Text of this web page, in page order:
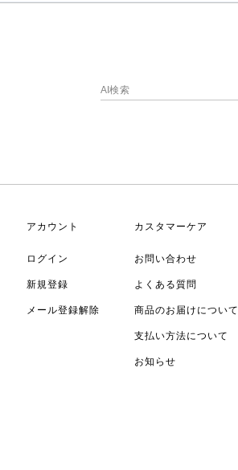
アカウント
ログイン
新規登録
メール登録解除
カスタマーケア
お問い合わせ
よくある質問
商品のお届けについて
支払い方法について
お知らせ